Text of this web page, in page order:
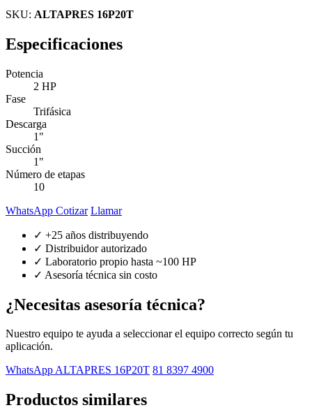
SKU: ALTAPRES 16P20T
Especificaciones
Potencia
2 HP
Fase
Trifásica
Descarga
1"
Succión
1"
Número de etapas
10
WhatsApp Cotizar Llamar
✓ +25 años distribuyendo
✓ Distribuidor autorizado
✓ Laboratorio propio hasta ~100 HP
✓ Asesoría técnica sin costo
¿Necesitas asesoría técnica?
Nuestro equipo te ayuda a seleccionar el equipo correcto según tu
aplicación.
WhatsApp ALTAPRES 16P20T 81 8397 4900
Productos similares